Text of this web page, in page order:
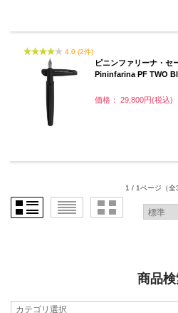
4.0 (2件)
ピニンファリーナ・セ
Pininfarina PF TWO
価格： 29,800円(税込)
1 / 1ページ （全
商品